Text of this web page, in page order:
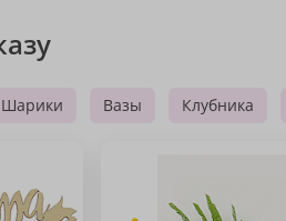
Шарики Вазы Клубника